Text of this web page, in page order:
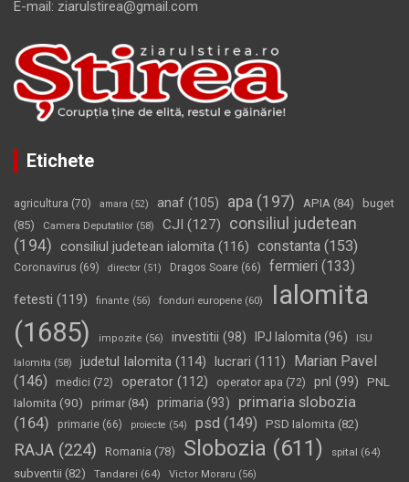
E-mail: ziarulstirea@gmail.com
Etichete
agricultura (70) amara (52) anaf (105) apa (197) APIA (84)
buget
(85)
Camera Deputatilor (58) CJI (127)
consiliul judetean
(194) consiliul judetean ialomita (116) constanta (153)
Coronavirus (69) director (51) Dragos Soare (66) fermieri (133)
fetesti (119) finante (56) fonduri europene (60)
Ialomita
(1685)
impozite (56) investitii (98) IPJ Ialomita (96) ISU
Ialomita (58) judetul Ialomita (114) lucrari (111)
Marian Pavel
(146)
medici (72) operator (112) operator apa (72) pnl (99)
PNL
Ialomita (90) primar(84) primaria (93)
primaria slobozia
(164)
primarie (66) proiecte (54) psd (149) PSD Ialomita (82)
RAJA (224) Romania (78) Slobozia (611) spital (64)
subventii (82) Tandarei (64) Victor Moraru (56)